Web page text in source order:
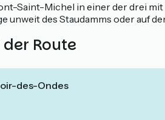
Saint-Michel in einer der drei
unweit des Staudamms oder
der Route
des-Ondes